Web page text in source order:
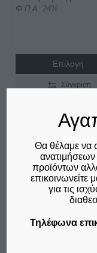
Φ.Π.Α. 24%
Επιλογή
Σύγκριση
Θα θέλαμε να
προϊόντων
επικοινωνείτε
για τις
Τηλέφωνα